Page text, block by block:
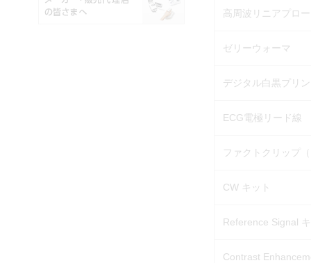
高周波リニアプロ
ゼリーウォーマ
デジタル白黒プリ
ECG電極リード線
ファクトクリップ
CW キット
Reference Signal
Contrast